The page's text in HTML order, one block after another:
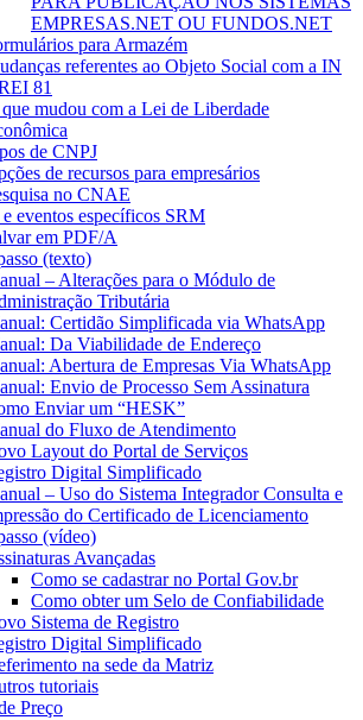
EMPRESAS.NET OU FUNDOS.NET
para Armazém
referentes ao Objeto Social com a IN
81
mudou com a Lei de Liberdade
de CNPJ
de recursos para empresários
no CNAE
eventos específicos SRM
em PDF/A
(texto)
– Alterações para o Módulo de
Tributária
Certidão Simplificada via WhatsApp
Da Viabilidade de Endereço
Abertura de Empresas Via WhatsApp
Envio de Processo Sem Assinatura
Enviar um “HESK”
do Fluxo de Atendimento
Layout do Portal de Serviços
Digital Simplificado
– Uso do Sistema Integrador Consulta e
do Certificado de Licenciamento
(vídeo)
Avançadas
Como se cadastrar no Portal Gov.br
Como obter um Selo de Confiabilidade
Sistema de Registro
Digital Simplificado
na sede da Matriz
tutoriais
Preço